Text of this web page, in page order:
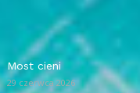
Most cieni
29 czerwca 2026